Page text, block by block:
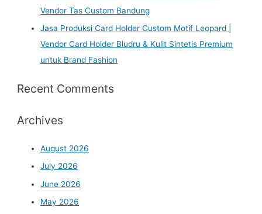
Vendor Tas Custom Bandung
Jasa Produksi Card Holder Custom Motif Leopard |
Vendor Card Holder Bludru & Kulit Sintetis Premium
untuk Brand Fashion
Recent Comments
Archives
August 2026
July 2026
June 2026
May 2026